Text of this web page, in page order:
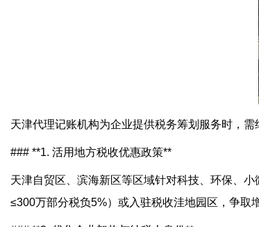
天津代理记账机构为企业提供税务筹划服务时，
### **1. 活用地方税收优惠政策**
天津自贸区、滨海新区等区域针对科技、环保、
≤300万部分税负5%）或入驻税收洼地园区，争取